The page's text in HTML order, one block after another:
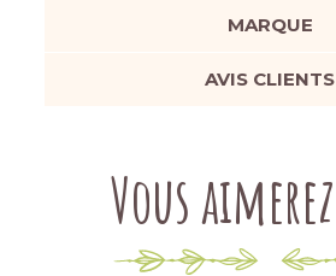
MARQUE
AVIS CLIENTS
Vous